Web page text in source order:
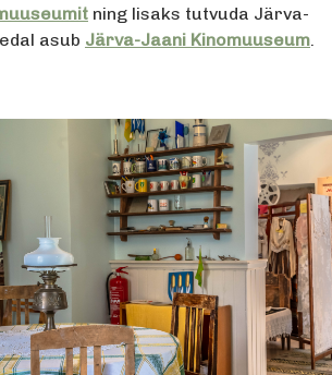
ning lisaks tutvuda Järva-
asub Järva-Jaani Kinomuuseum.